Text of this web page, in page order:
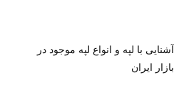
آشنایی با لپه و انواع لپه موجود در
بازار ایران